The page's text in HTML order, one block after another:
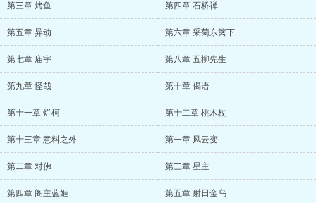
第三章 烤鱼 第四章 石桥禅
第五章 异动 第六章 采菊东篱下
第七章 庙宇 第八章 五柳先生
第九章 怪哉 第十章 偈语
第十一章 烂柯 第十二章 桃木杖
第十三章 意料之外 第一章 风云变
第二章 对佛 第三章 星主
第四章 阁主蓝姬 第五章 射日金乌